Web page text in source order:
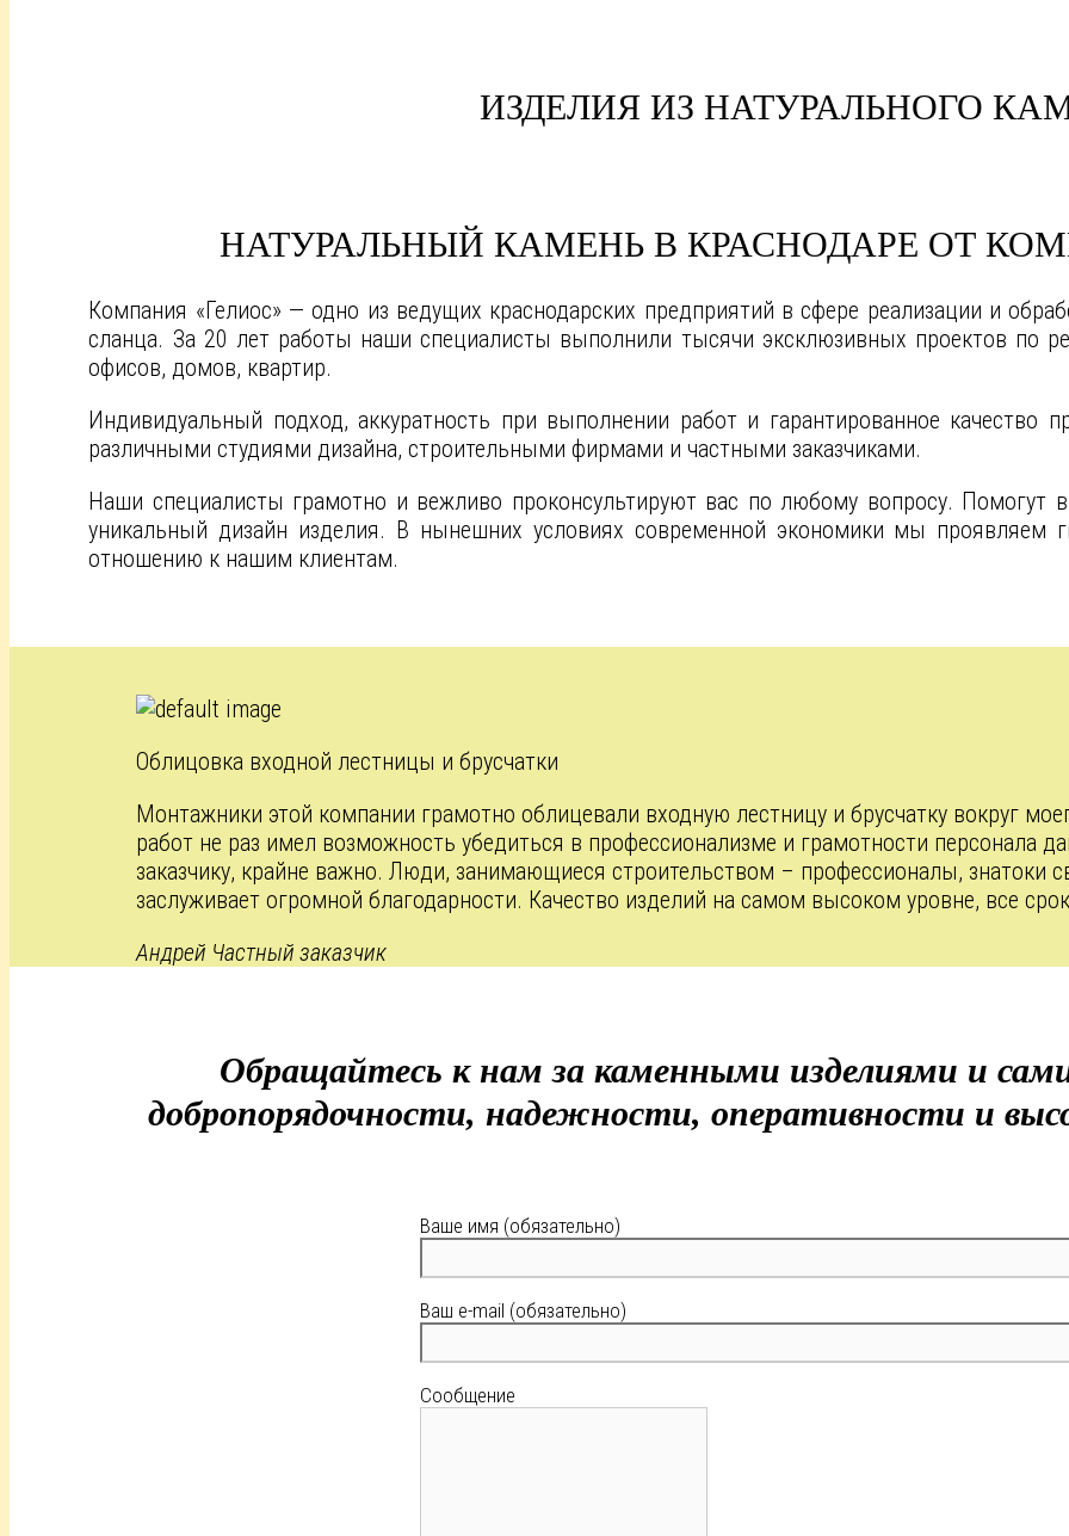
ИЗДЕЛИЯ ИЗ НАТУРАЛЬНОГО
НАТУРАЛЬНЫЙ КАМЕНЬ В КРАСНОДАРЕ ОТ
Компания «Гелиос» — одно из ведущих краснодарских предприятий в сфере реализации и
сланца. За 20 лет работы наши специалисты выполнили тысячи эксклюзивных проектов по
офисов, домов, квартир.
Индивидуальный подход, аккуратность при выполнении работ и гарантированное качество
различными студиями дизайна, строительными фирмами и частными заказчиками.
Наши специалисты грамотно и вежливо проконсультируют вас по любому вопросу. Помогут
уникальный дизайн изделия. В нынешних условиях современной экономики мы проявляем
отношению к нашим клиентам.
Облицовка входной лестницы и брусчатки
Монтажники этой компании грамотно облицевали входную лестницу и брусчатку вокруг
работ не раз имел возможность убедиться в профессионализме и грамотности персонала
заказчику, крайне важно. Люди, занимающиеся строительством – профессионалы, знатоки
заслуживает огромной благодарности. Качество изделий на самом высоком уровне, все
Андрей Частный заказчик
Обращайтесь к нам за каменными изделиями и
добропорядочности, надежности, оперативности и
Ваше имя (обязательно)
Ваш e-mail (обязательно)
Сообщение